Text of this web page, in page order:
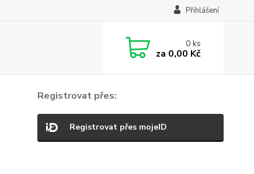
Přihlášení
0ks
za 0,00 Kč
Registrovat přes:
Registrovat přes mojeID